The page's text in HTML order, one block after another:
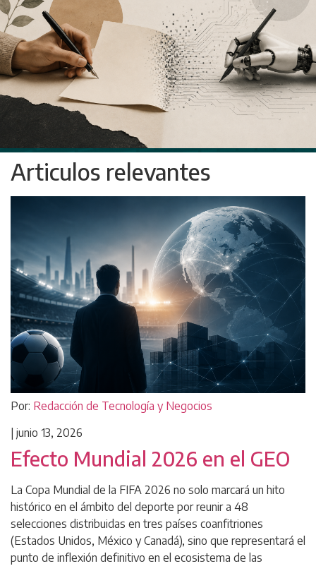
Articulos relevantes
Por: Redacción de Tecnología y Negocios
junio 13, 2026
Efecto Mundial 2026 en el GEO
La Copa Mundial de la FIFA 2026 no solo marcará un hito
histórico en el ámbito del deporte por reunir a 48
selecciones distribuidas en tres países coanfitriones
(Estados Unidos, México y Canadá), sino que representará el
punto de inflexión definitivo en el ecosistema de las